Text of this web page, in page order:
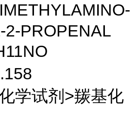
2-PROPENAL
学试剂>羰基化